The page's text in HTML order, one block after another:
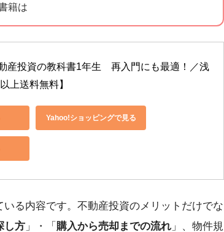
籍は
産投資の教科書1年生　再入門にも最適！／浅
上送料無料】
Yahoo!ショッピングで見る
る内容です。不動産投資のメリットだけでな
し方 」・「 購入から売却までの流れ 」、物件規